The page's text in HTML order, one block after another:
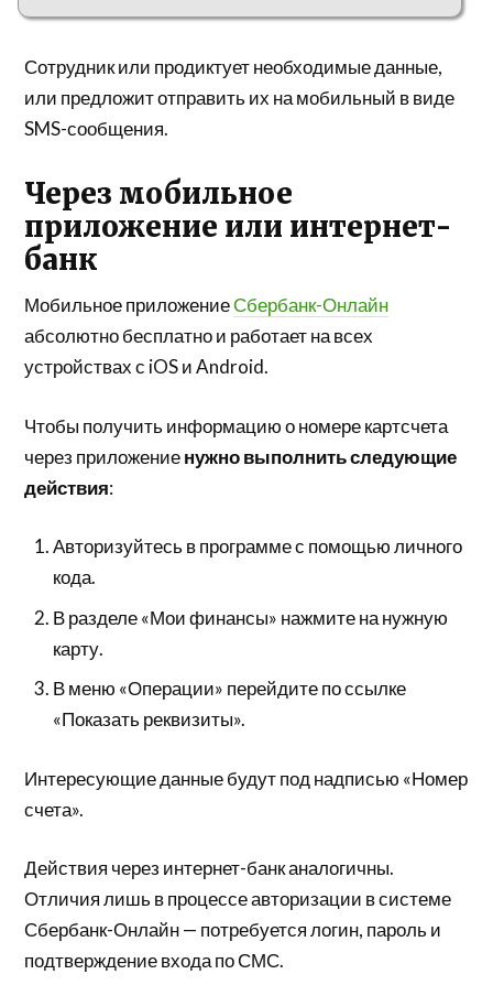
Сотрудник или продиктует необходимые данные,
или предложит отправить их на мобильный в виде
SMS-сообщения.
Через мобильное
приложение или интернет-
банк
Мобильное приложениеСбербанк-Онлайн
абсолютно бесплатно и работает на всех
устройствах с iOS и Android.
Чтобы получить информацию о номере картсчета
через приложениенужно выполнить следующие
действия:
Авторизуйтесь в программе с помощью личного
кода.
В разделе «Мои финансы» нажмите на нужную
карту.
В меню «Операции» перейдите по ссылке
«Показать реквизиты».
Интересующие данные будут под надписью «Номер
счета».
Действия через интернет-банк аналогичны.
Отличия лишь в процессе авторизации в системе
Сбербанк-Онлайн — потребуется логин, пароль и
подтверждение входа по СМС.